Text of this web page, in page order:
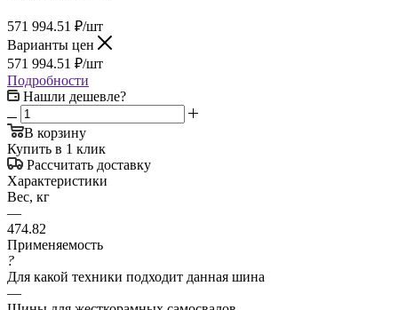
571 994.51 ₽/шт
Варианты цен
571 994.51 ₽/шт
Подробности
Нашли дешевле?
В корзину
Купить в 1 клик
Рассчитать доставку
Характеристики
Вес, кг
—
474.82
Применяемость
?
Для какой техники подходит данная шина
—